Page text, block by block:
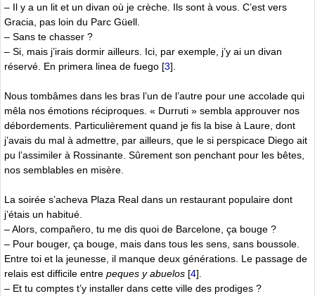
– Il y a un lit et un divan où je crèche. Ils sont à vous. C’est vers
Gracia, pas loin du Parc Güell.
– Sans te chasser ?
– Si, mais j’irais dormir ailleurs. Ici, par exemple, j’y ai un divan
réservé. En primera linea de fuego [3]
Nous tombâmes dans les bras l’un de l’autre pour une accolade qui
mêla nos émotions réciproques. « Durruti » sembla approuver nos
débordements. Particulièrement quand je fis la bise à Laure, dont
j’avais du mal à admettre, par ailleurs, que le si perspicace Diego ait
pu l’assimiler à Rossinante. Sûrement son penchant pour les bêtes,
nos semblables en misère.
La soirée s’acheva Plaza Real dans un restaurant populaire dont
j’étais un habitué.
– Alors, compañero, tu me dis quoi de Barcelone, ça bouge ?
– Pour bouger, ça bouge, mais dans tous les sens, sans boussole.
Entre toi et la jeunesse, il manque deux générations. Le passage de
relais est difficile entre peques y abuelos [4]
– Et tu comptes t’y installer dans cette ville des prodiges ?